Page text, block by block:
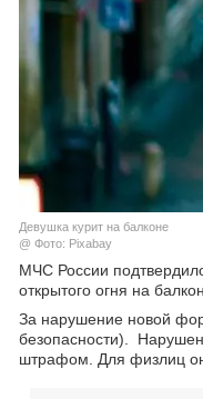
Девушка курит на балконе
@ Фото: Pixabay
МЧС России
открытого огня на
За нарушение новой
безопасности).
штрафом. Для физлиц он